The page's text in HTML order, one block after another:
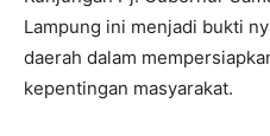
Lampung ini menjadi bukti
daerah dalam
kepentingan masyarakat.